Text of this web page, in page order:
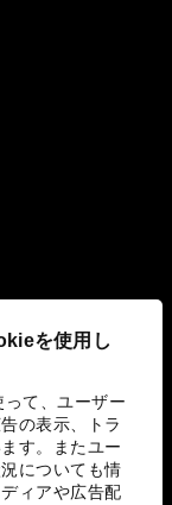
を使用し
て、ユーザー
の表示、トラ
す。またユー
についても情
ィアや広告配